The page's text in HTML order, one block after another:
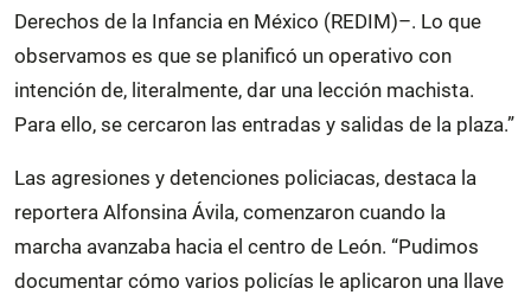
Derechos de la Infancia en México (REDIM)–. Lo que
observamos es que se planificó un operativo con
intención de, literalmente, dar una lección machista.
Para ello, se cercaron las entradas y salidas de la plaza.”
Las agresiones y detenciones policiacas, destaca la
reportera Alfonsina Ávila, comenzaron cuando la
marcha avanzaba hacia el centro de León. “Pudimos
documentar cómo varios policías le aplicaron una llave